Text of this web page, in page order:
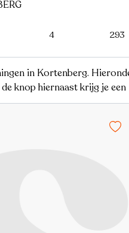
4 293
in Kortenberg.
knop hiernaast krijg je